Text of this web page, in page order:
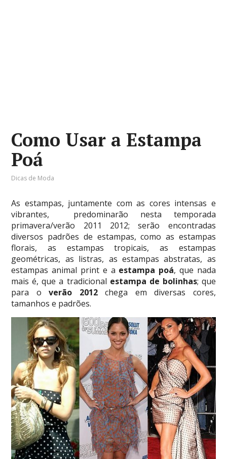
Como Usar a Estampa
Poá
Dicas de Moda
As estampas, juntamente com as cores intensas e
vibrantes, predominarão nesta temporada
primavera/verão 2011 2012; serão encontradas
diversos padrões de estampas, como as estampas
florais, as estampas tropicais, as estampas
geométricas, as listras, as estampas abstratas, as
estampas animal print e a estampa poá, que nada
mais é, que a tradicional estampa de bolinhas; que
para overão 2012chega em diversas cores,
tamanhos e padrões.